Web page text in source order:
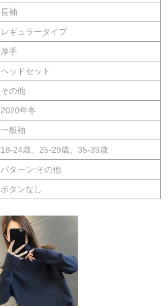
長袖
レギュラータイプ
厚手
ヘッドセット
その他
2020年冬
一般袖
18-24歳、25-29歳、35-39歳
パターン:その他
ボタンなし